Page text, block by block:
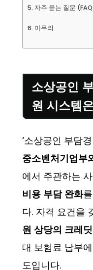
자주 묻는 질문
마무리
소상공인
원 시스템
‘소상공인 부담
중소벤처기업부
에서 주관하는
비용 부담 완화
다. 자격 요건을
원 상당의 크레딧
대 보험료 납부
도입니다.